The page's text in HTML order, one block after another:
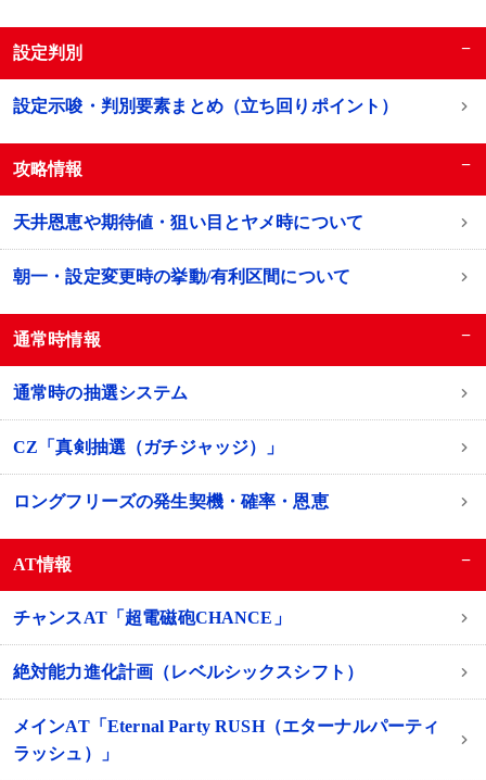
設定判別 −
設定示唆・判別要素まとめ（立ち回りポイント）
攻略情報 −
天井恩恵や期待値・狙い目とヤメ時について
朝一・設定変更時の挙動/有利区間について
通常時情報 −
通常時の抽選システム
CZ「真剣抽選（ガチジャッジ）」
ロングフリーズの発生契機・確率・恩恵
AT情報 −
チャンスAT「超電磁砲CHANCE」
絶対能⼒進化計画（レベルシックスシフト）
メインAT「Eternal Party RUSH（エターナルパーティ
ラッシュ）」